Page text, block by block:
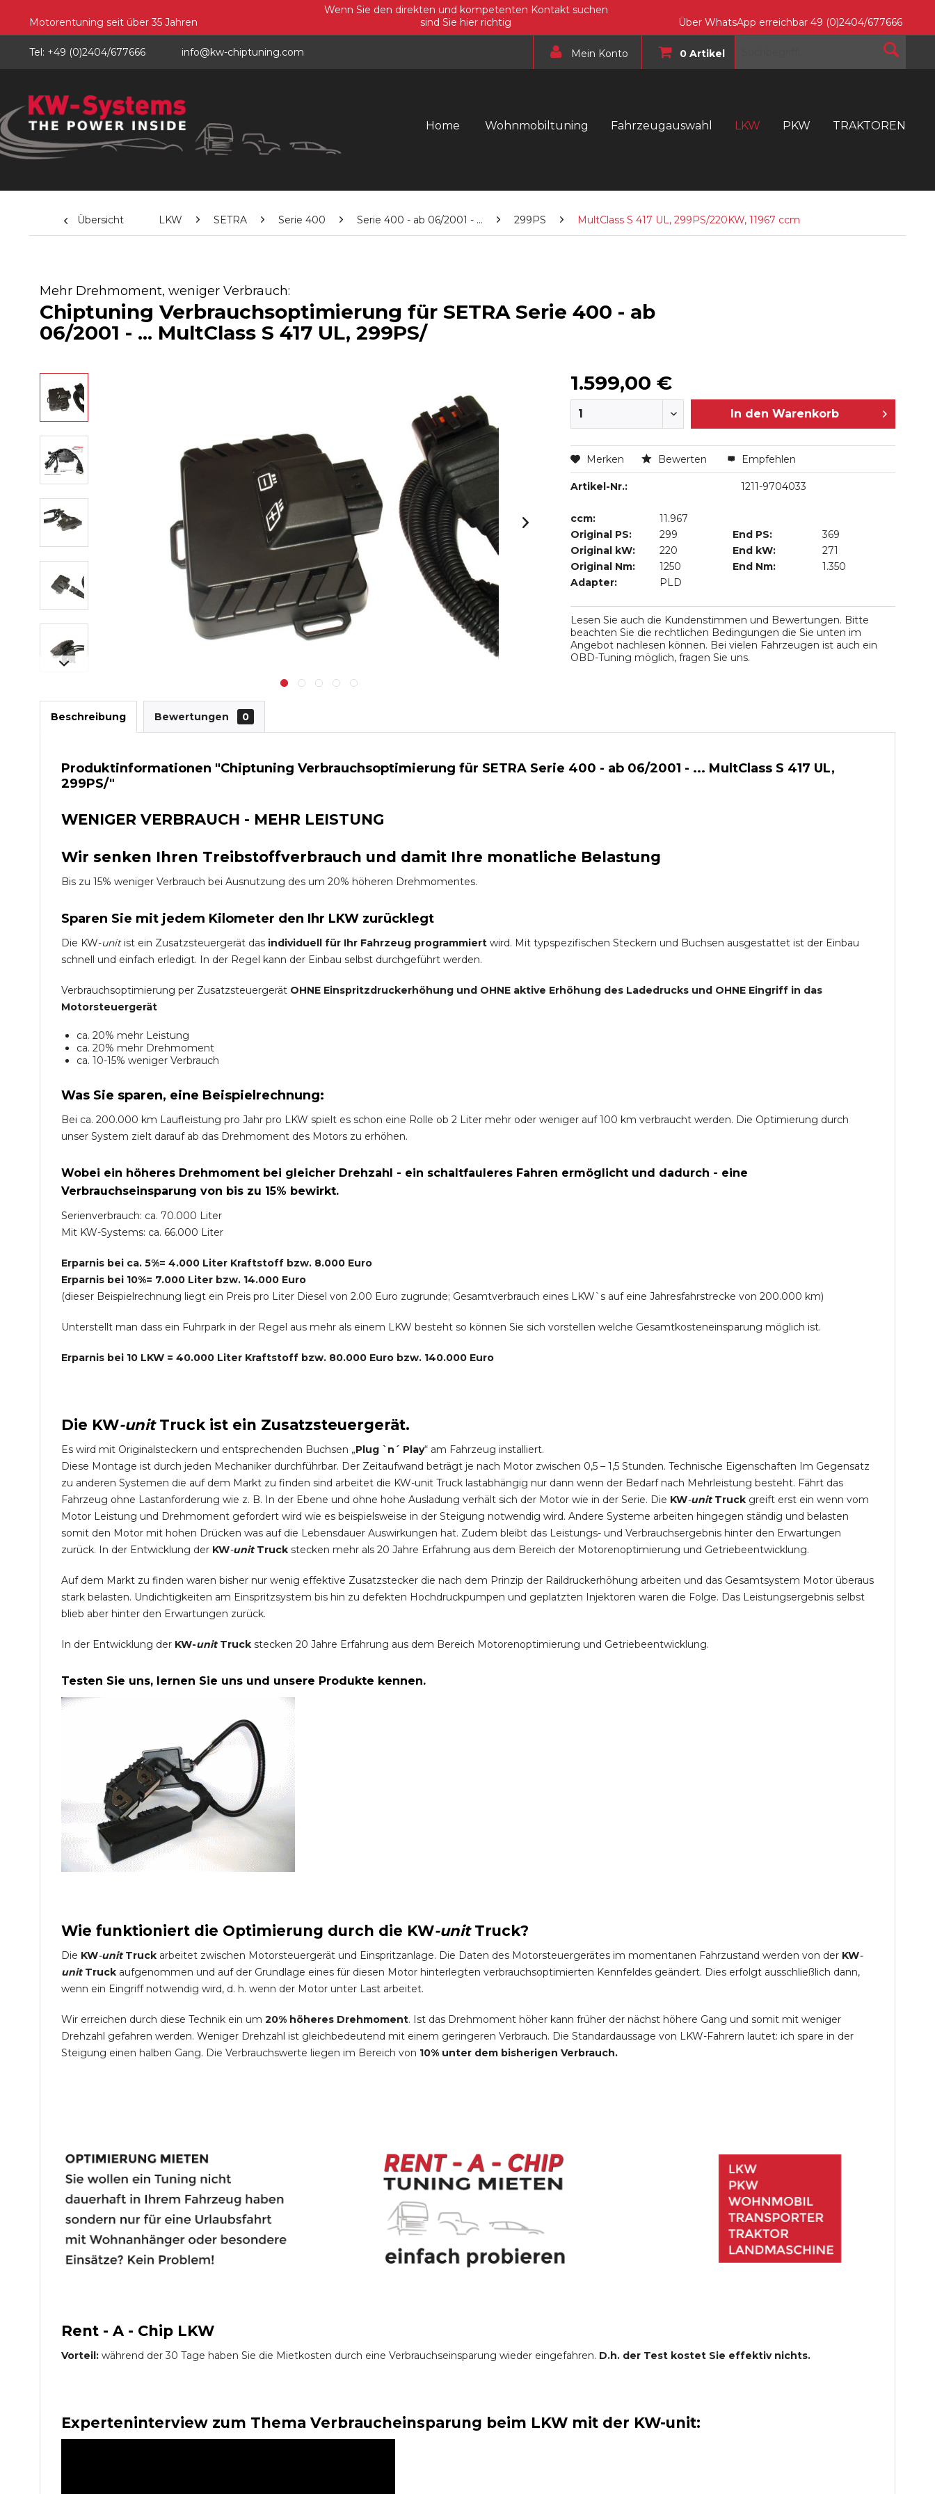
Motorentuning seit über 35 Jahren
Wenn Sie den direkten und kompetenten Kontakt suchen
sind Sie hier richtig
Über WhatsApp erreichbar 49 (0)2404/677666
Tel: +49 (0)2404/677666 info@kw-chiptuning.com Mein Konto 0 Artikel
Home Wohnmobiltuning Fahrzeugauswahl LKW PKW TRAKTOREN
Übersicht LKW SETRA Serie 400 Serie 400 - ab 06/2001 - ... 299PS MultClass S 417 UL, 299PS/220KW, 11967 ccm
Mehr Drehmoment, weniger Verbrauch:
Chiptuning Verbrauchsoptimierung für SETRA Serie 400 - ab
06/2001 - ... MultClass S 417 UL, 299PS/
1.599,00 €
In den Warenkorb
Merken Bewerten Empfehlen
Artikel-Nr.: 1211-9704033
ccm:
11.967
Original PS:
299 End PS:
369
Original kW:
220 End kW:
271
Original Nm:
1250 End Nm:
1.350
Adapter:
PLD
Lesen Sie auch die Kundenstimmen und Bewertungen. Bitte
beachten Sie die rechtlichen Bedingungen die Sie unten im
Angebot nachlesen können. Bei vielen Fahrzeugen ist auch ein
OBD-Tuning möglich, fragen Sie uns.
Beschreibung Bewertungen 0
Produktinformationen "Chiptuning Verbrauchsoptimierung für SETRA Serie 400 - ab 06/2001 - ... MultClass S 417 UL,
299PS/"
WENIGER VERBRAUCH - MEHR LEISTUNG
Wir senken Ihren Treibstoffverbrauch und damit Ihre monatliche Belastung
Bis zu 15% weniger Verbrauch bei Ausnutzung des um 20% höheren Drehmomentes.
Sparen Sie mit jedem Kilometer den Ihr LKW zurücklegt
Die KW-unitist ein Zusatzsteuergerät das individuell für Ihr Fahrzeug programmiert wird. Mit typspezifischen Steckern und Buchsen ausgestattet ist der Einbau
schnell und einfach erledigt. In der Regel kann der Einbau selbst durchgeführt werden.
Verbrauchsoptimierung per Zusatzsteuergerät OHNE Einspritzdruckerhöhung und OHNE aktive Erhöhung des Ladedrucks und OHNE Eingriff in das
Motorsteuergerät
ca. 20% mehr Leistung
ca. 20% mehr Drehmoment
ca. 10-15% weniger Verbrauch
Was Sie sparen, eine Beispielrechnung:
Bei ca. 200.000 km Laufleistung pro Jahr pro LKW spielt es schon eine Rolle ob 2 Liter mehr oder weniger auf 100 km verbraucht werden. Die Optimierung durch
unser System zielt darauf ab das Drehmoment des Motors zu erhöhen.
Wobei ein höheres Drehmoment bei gleicher Drehzahl - ein schaltfauleres Fahren ermöglicht und dadurch - eine
Verbrauchseinsparung von bis zu 15% bewirkt.
Serienverbrauch: ca. 70.000 Liter
Mit KW-Systems: ca. 66.000 Liter
Erparnis bei ca. 5%= 4.000 Liter Kraftstoff bzw. 8.000 Euro
Erparnis bei 10%= 7.000 Liter bzw. 14.000 Euro
(dieser Beispielrechnung liegt ein Preis pro Liter Diesel von 2.00 Euro zugrunde; Gesamtverbrauch eines LKW`s auf eine Jahresfahrstrecke von 200.000 km)
Unterstellt man dass ein Fuhrpark in der Regel aus mehr als einem LKW besteht so können Sie sich vorstellen welche Gesamtkosteneinsparung möglich ist.
Erparnis bei 10 LKW = 40.000 Liter Kraftstoff bzw. 80.000 Euro bzw. 140.000 Euro
Die KW-unit Truckist ein Zusatzsteuergerät.
Es wird mit Originalsteckern und entsprechenden Buchsen „Plug `n´ Play“ am Fahrzeug installiert.
Diese Montage ist durch jeden Mechaniker durchführbar. Der Zeitaufwand beträgt je nach Motor zwischen 0,5 – 1,5 Stunden. Technische Eigenschaften Im Gegensatz
zu anderen Systemen die auf dem Markt zu finden sind arbeitet die KW-unit Truck lastabhängig nur dann wenn der Bedarf nach Mehrleistung besteht. Fährt das
Fahrzeug ohne Lastanforderung wie z. B. In der Ebene und ohne hohe Ausladung verhält sich der Motor wie in der Serie. Die KW-unit Truck greift erst ein wenn vom
Motor Leistung und Drehmoment gefordert wird wie es beispielsweise in der Steigung notwendig wird. Andere Systeme arbeiten hingegen ständig und belasten
somit den Motor mit hohen Drücken was auf die Lebensdauer Auswirkungen hat. Zudem bleibt das Leistungs- und Verbrauchsergebnis hinter den Erwartungen
zurück. In der Entwicklung der KW-unit Truck stecken mehr als 20 Jahre Erfahrung aus dem Bereich der Motorenoptimierung und Getriebeentwicklung.
Auf dem Markt zu finden waren bisher nur wenig effektive Zusatzstecker die nach dem Prinzip der Raildruckerhöhung arbeiten und das Gesamtsystem Motor überaus
stark belasten. Undichtigkeiten am Einspritzsystem bis hin zu defekten Hochdruckpumpen und geplatzten Injektoren waren die Folge. Das Leistungsergebnis selbst
blieb aber hinter den Erwartungen zurück.
In der Entwicklung der KW-unitTruck stecken 20 Jahre Erfahrung aus dem Bereich Motorenoptimierung und Getriebeentwicklung.
Testen Sie uns, lernen Sie uns und unsere Produkte kennen.
Wie funktioniert die Optimierung durch die KW-unit Truck?
Die KW-unit Truck arbeitet zwischen Motorsteuergerät und Einspritzanlage. Die Daten des Motorsteuergerätes im momentanen Fahrzustand werden von der KW-
unit Truck aufgenommen und auf der Grundlage eines für diesen Motor hinterlegten verbrauchsoptimierten Kennfeldes geändert. Dies erfolgt ausschließlich dann,
wenn ein Eingriff notwendig wird, d. h. wenn der Motor unter Last arbeitet.
Wir erreichen durch diese Technik ein um 20% höheres Drehmoment. Ist das Drehmoment höher kann früher der nächst höhere Gang und somit mit weniger
Drehzahl gefahren werden. Weniger Drehzahl ist gleichbedeutend mit einem geringeren Verbrauch. Die Standardaussage von LKW-Fahrern lautet: ich spare in der
Steigung einen halben Gang. Die Verbrauchswerte liegen im Bereich von 10% unter dem bisherigen Verbrauch.
Rent - A - Chip LKW
Vorteil: während der 30 Tage haben Sie die Mietkosten durch eine Verbrauchseinsparung wieder eingefahren. D.h. der Test kostet Sie effektiv nichts.
Experteninterview zum Thema Verbraucheinsparung beim LKW mit der KW-unit: